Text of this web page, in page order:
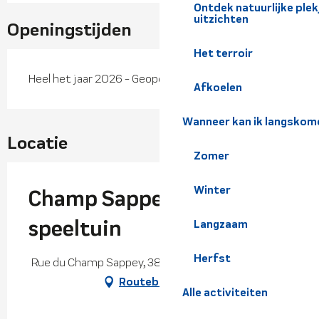
Ontdek natuurlijke
uitzichten
Het terroir
Afkoelen
Wanneer kan ik
Zomer
Winter
Langzaam
Herfst
Alle activiteiten
Openingstijden
Heel het jaar 2026 - Geopend alle dagen
Locatie
Champ Sappey plein
speeltuin
Rue du Champ Sappey, 38830 Crêts en Belledonne
Routebeschrijving